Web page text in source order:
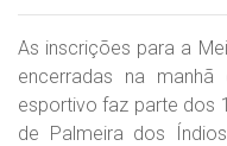
As inscrições para a
encerradas na
esportivo faz parte dos
de Palmeira dos